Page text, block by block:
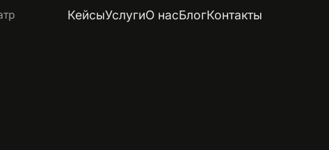
КейсыУслугиО насБлогКонтакты